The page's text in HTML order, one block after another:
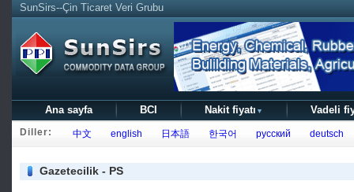
SunSirs--Çin Ticaret Veri Grubu
Ana sayfa BCI Nakit fiyatı ▼ Vadeli
Diller: 中文 english 日本語 한국어 русский deutsch
Gazetecilik - PS